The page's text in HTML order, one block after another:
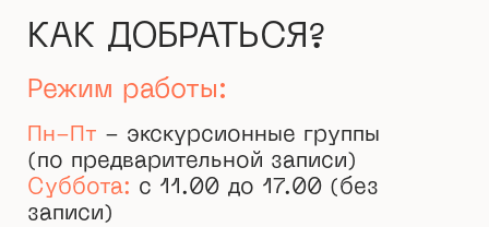
КАК ДОБРАТЬСЯ?
Режим работы:
Пн-Пт - экскурсионные группы
(по предварительной записи)
Суббота: c 11.00 до 17.00 (без
записи)